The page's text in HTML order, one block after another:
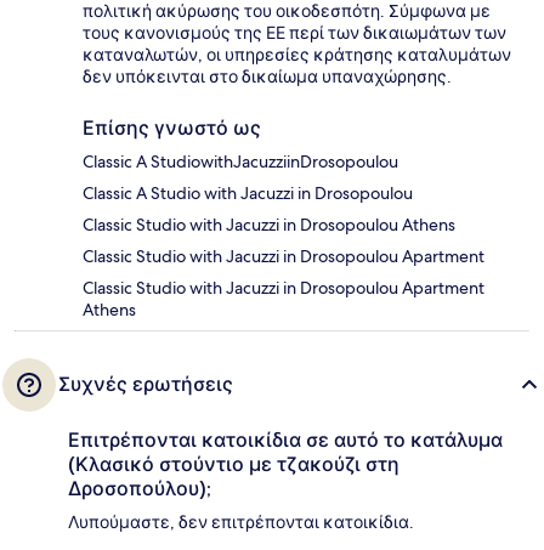
πολιτική ακύρωσης του οικοδεσπότη. Σύμφωνα με
τους κανονισμούς της ΕΕ περί των δικαιωμάτων των
καταναλωτών, οι υπηρεσίες κράτησης καταλυμάτων
δεν υπόκεινται στο δικαίωμα υπαναχώρησης.
Επίσης γνωστό ως
Classic A StudiowithJacuzziinDrosopoulou
Classic A Studio with Jacuzzi in Drosopoulou
Classic Studio with Jacuzzi in Drosopoulou Athens
Classic Studio with Jacuzzi in Drosopoulou Apartment
Classic Studio with Jacuzzi in Drosopoulou Apartment
Athens
Συχνές ερωτήσεις
Επιτρέπονται κατοικίδια σε αυτό το κατάλυμα
(Κλασικό στούντιο με τζακούζι στη
Δροσοπούλου);
Λυπούμαστε, δεν επιτρέπονται κατοικίδια.